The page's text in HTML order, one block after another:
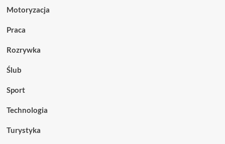
Motoryzacja
Praca
Rozrywka
Ślub
Sport
Technologia
Turystyka